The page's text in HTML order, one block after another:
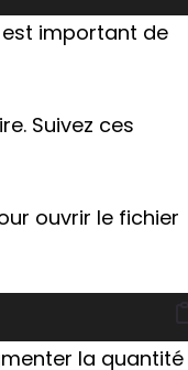
est important de
Suivez ces
ouvrir le fichier
la quantité